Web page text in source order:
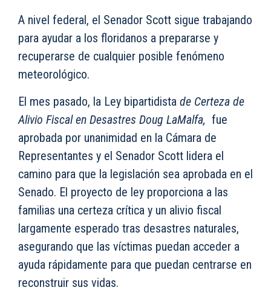
A nivel federal, el Senador Scott sigue trabajando
para ayudar a los floridanos a prepararse y
recuperarse de cualquier posible fenómeno
meteorológico.
El mes pasado, la Ley bipartidista de Certeza de
Alivio Fiscal en Desastres Doug LaMalfa, fue
aprobada por unanimidad en la Cámara de
Representantes y el Senador Scott lidera el
camino para que la legislación sea aprobada en el
Senado. El proyecto de ley proporciona a las
familias una certeza crítica y un alivio fiscal
largamente esperado tras desastres naturales,
asegurando que las víctimas puedan acceder a
ayuda rápidamente para que puedan centrarse en
reconstruir sus vidas.